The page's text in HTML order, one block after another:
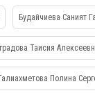
Будайчиева Саният
Таисия
Галиахметова Полина